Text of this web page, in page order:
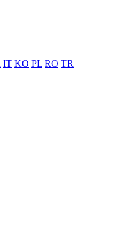
IT KO PL RO TR